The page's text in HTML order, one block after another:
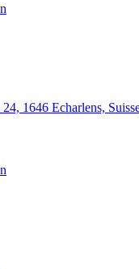
1646 Echarlens,